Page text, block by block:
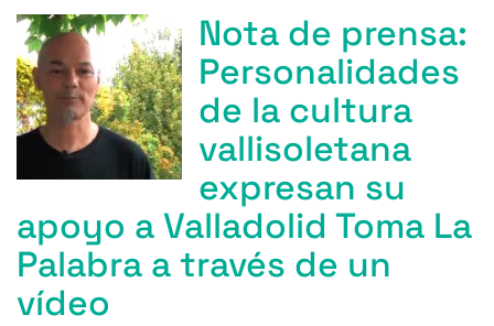
Nota de prensa:
Personalidades
de la cultura
vallisoletana
expresan su
apoyo a Valladolid Toma La
Palabra a través de un
vídeo